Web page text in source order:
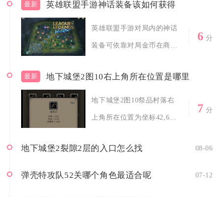
最新 英雄联盟手游神话装备该如何获得
英雄联盟手游对局内的神话
装备可依靠对局金币在商店
6 分
最新 地下城堡2图10右上角所在位置是哪里
地下城堡2图10祭品村落右
上角所在位置为坐标42,6，
7 分
地下城堡2裂隙2层的入口怎么找 08-06
弹壳特攻队52关哪个角色最适合呢 07-12